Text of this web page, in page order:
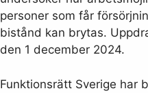
personer som får
bistånd kan brytas.
den 1 december 2024.
Funktionsrätt Sverige har